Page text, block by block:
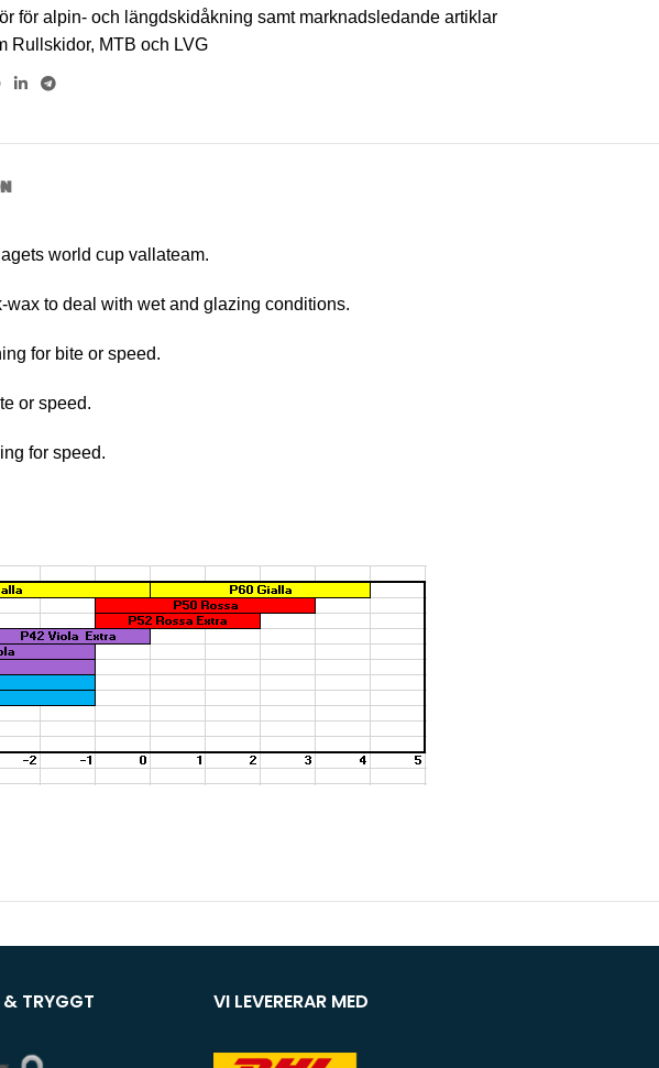
för alpin- och längdskidåkning samt marknadsledande artiklar
Rullskidor, MTB och LVG
world cup vallateam.
to deal with wet and glazing conditions.
for bite or speed.
or speed.
for speed.
& TRYGGT VI LEVERERAR MED